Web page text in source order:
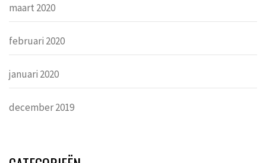
maart 2020
februari 2020
januari 2020
december 2019